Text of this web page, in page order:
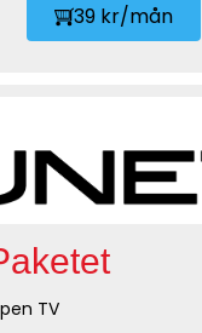
39 kr/mån
TV